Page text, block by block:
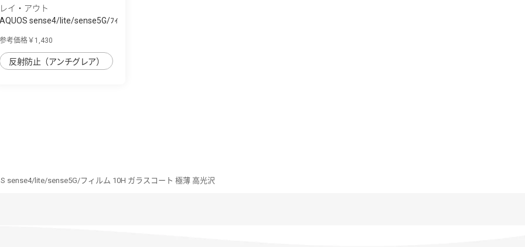
レイ・アウト
AQUOS sense4/lite/sense5G/ﾌｨ
参考価格￥1,430
反射防止（アンチグレア）
sense4/lite/sense5G/フィルム 10H ガラスコート 極薄 高光沢